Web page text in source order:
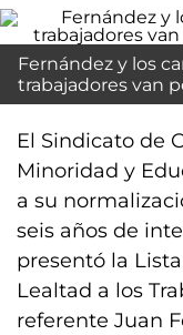
Fernández y los
trabajadores van
El Sindicato de
Minoridad y
a su
seis años de
presentó la
Lealtad a los
referente Juan